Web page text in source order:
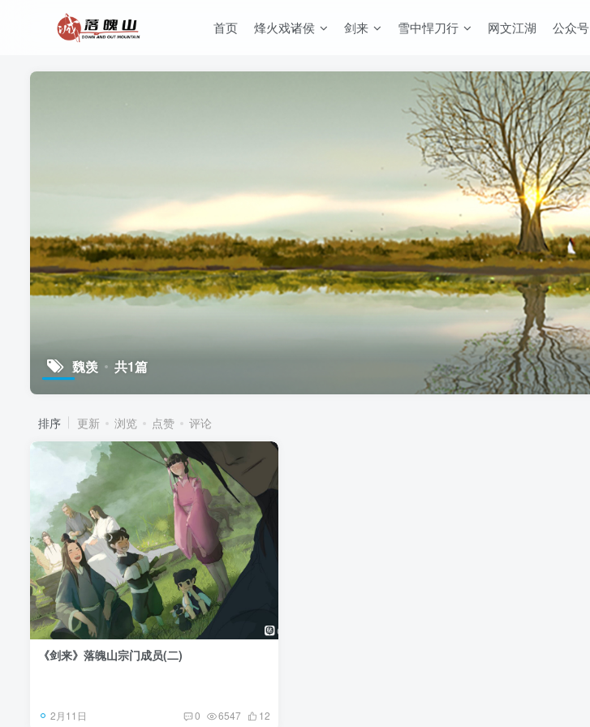
首页 烽火戏诸侯 剑来 雪中悍刀行 网文江湖 公众号
魏羡 共1篇
排序 更新 浏览 点赞 评论
《剑来》落魄山宗门成员(二)
2月11日 0 6547 12